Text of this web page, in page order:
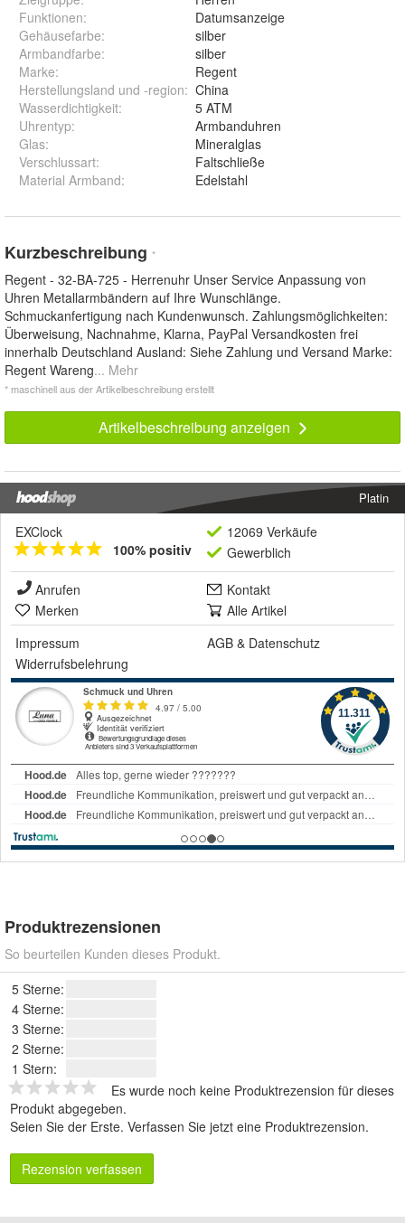
Funktionen:
Datumsanzeige
Gehäusefarbe:
silber
Armbandfarbe:
silber
Marke:
Regent
Herstellungsland und -region: China
Wasserdichtigkeit:
5 ATM
Uhrentyp:
Armbanduhren
Glas:
Mineralglas
Verschlussart:
Faltschließe
Material Armband: Edelstahl
Kurzbeschreibung *
Regent - 32-BA-725 - Herrenuhr Unser Service Anpassung von
Uhren Metallarmbändern auf Ihre Wunschlänge.
Schmuckanfertigung nach Kundenwunsch. Zahlungsmöglichkeiten:
Überweisung, Nachnahme, Klarna, PayPal Versandkosten frei
innerhalb Deutschland Ausland: Siehe Zahlung und Versand Marke:
Regent Wareng... Mehr
* maschinell aus der Artikelbeschreibung erstellt
Artikelbeschreibung anzeigen
Platin
EXClock
100% positiv
12069 Verkäufe
Gewerblich
Anrufen
Kontakt
Merken
Alle Artikel
Impressum
AGB & Datenschutz
Widerrufsbelehrung
Produktrezensionen
So beurteilen Kunden dieses Produkt.
5 Sterne:
4 Sterne:
3 Sterne:
2 Sterne:
1 Stern:
Es wurde noch keine Produktrezension für dieses
Produkt abgegeben.
Seien Sie der Erste. Verfassen Sie jetzt eine Produktrezension.
Rezension verfassen